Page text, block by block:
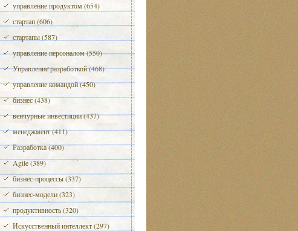
управление продуктом (654)
стартап (606)
стартапы (587)
управление персоналом (550)
Управление разработкой (468)
управление командой (450)
бизнес (438)
венчурные инвестиции (437)
менеджмент (411)
Разработка (400)
Agile (389)
бизнес-процессы (337)
бизнес-модели (323)
продуктивность (320)
Искусственный интеллект (297)